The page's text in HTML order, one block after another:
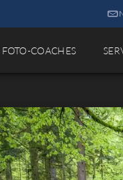
FOTO-COACHES